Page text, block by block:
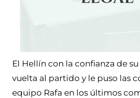
El Hellín con la confianza de
vuelta al partido y le puso las
equipo Rafa en los últimos